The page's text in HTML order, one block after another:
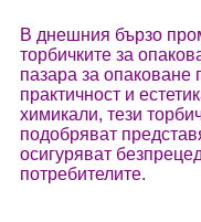
В днешния бързо
торбичките за
пазара за опаковане
практичност и
химикали, тези
подобряват
осигуряват
потребителите.